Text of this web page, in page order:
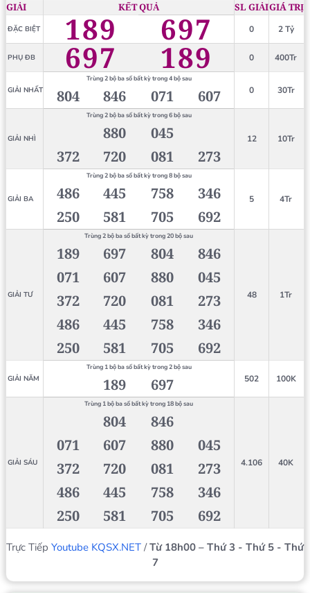
GIẢI KẾT QUẢ SL GIẢIGIÁ TRỊ
ĐẶC BIỆT 189 697 0 2 Tỷ
PHỤ ĐB 697 189 0 400Tr
GIẢI NHẤT
Trùng 2 bộ ba số bất kỳ trong 4 bộ sau
0 30Tr
804 846 071 607
GIẢI NHÌ
Trùng 2 bộ ba số bất kỳ trong 6 bộ sau
12 10Tr
880
045
372
720 081 273
GIẢI BA
Trùng 2 bộ ba số bất kỳ trong 8 bộ sau
5 4Tr
486 445 758
346
250
581 705 692
GIẢI TƯ
Trùng 2 bộ ba số bất kỳ trong 20 bộ sau
48 1Tr
189 697 804
846
071
607 880
045
372
720 081
273
486
445 758
346
250
581 705 692
GIẢI NĂM
Trùng 1 bộ ba số bất kỳ trong 2 bộ sau
502 100K
189 697
GIẢI SÁU
Trùng 1 bộ ba số bất kỳ trong 18 bộ sau
4.106 40K
804
846
071
607 880
045
372
720 081
273
486
445 758
346
250
581 705 692
Trực Tiếp Youtube KQSX.NET /Từ 18h00 – Thứ 3 - Thứ 5 - Thứ
7